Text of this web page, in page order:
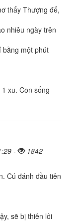
thấy Thượng đế,
nhiêu ngày trên
bằng một phút
xu. Con sống
- 1842
Cú đánh đầu tiên
sẽ bị thiên lôi